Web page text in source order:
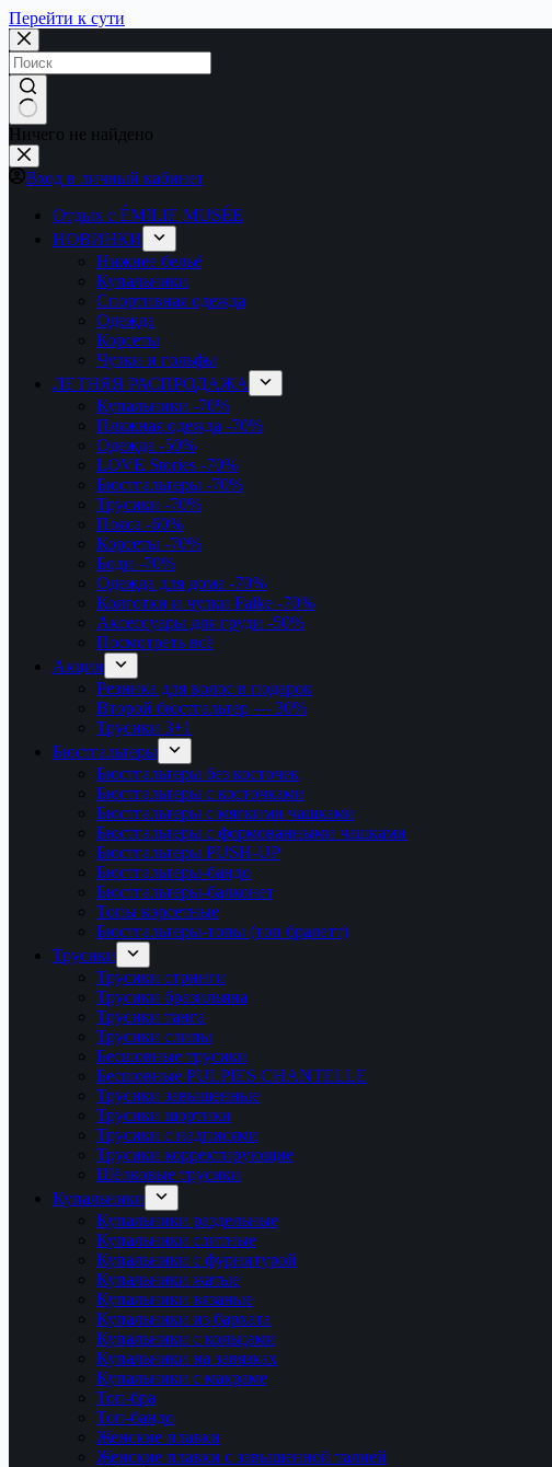
Перейти к сути
Ничего не найдено
Вход в личный кабинет
Отдых с ÉMILIE MUSÉE
НОВИНКИ
Нижнее бельё
Купальники
Спортивная одежда
Одежда
Корсеты
Чулки и гольфы
ЛЕТНЯЯ РАСПРОДАЖА
Купальники -70%
Пляжная одежда -70%
Одежда -50%
LOVE Stories -70%
Бюстгальтеры -70%
Трусики -70%
Пояса -60%
Корсеты -70%
Боди -70%
Одежда для дома -70%
Колготки и чулки Falke -70%
Аксессуары для груди -50%
Посмотреть всё
Акции
Резинка для волос в подарок
Второй бюстгальтер — 30%
Трусики 3+1
Бюстгальтеры
Бюстгальтеры без косточек
Бюстгальтеры с косточками
Бюстгальтеры с мягкими чашками
Бюстгальтеры с формованными чашками
Бюстгальтеры PUSH-UP
Бюстгальтеры-бандо
Бюстгальтеры-балконет
Топы корсетные
Бюстгальтеры-топы (топ бралетт)
Трусики
Трусики стринги
Трусики бразильяна
Трусики танга
Трусики слипы
Бесшовные трусики
Бесшовные PULPIES CHANTELLE
Трусики завышенные
Трусики шортики
Трусики с надписями
Трусики корректирующие
Шёлковые трусики
Купальники
Купальники раздельные
Купальники слитные
Купальники с фурнитурой
Купальники жатые
Купальники вязаные
Купальники из бархата
Купальники с кольцами
Купальники на завязках
Купальники с макраме
Топ-бра
Топ-бандо
Женские плавки
Женские плавки с завышенной талией